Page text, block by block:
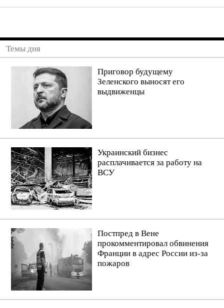
Темы дня
Приговор будущему
Зеленского выносят его
выдвиженцы
Украинский бизнес
расплачивается за работу на
ВСУ
Постпред в Вене
прокомментировал обвинения
Франции в адрес России из-за
пожаров